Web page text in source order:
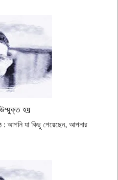
উম্মুক্ত হয়
আপনি যা কিছু পেয়েছেন, আপনার